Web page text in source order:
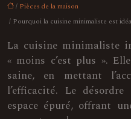
/ Pièces de la maison
/ Pourquoi la cuisine minimaliste est
La cuisine minimaliste
« moins c’est plus ».
saine, en mettant
l’efficacité. Le
espace épuré, offrant